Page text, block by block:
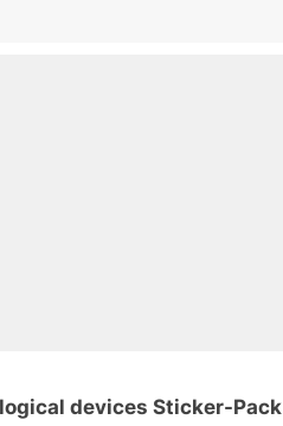
devices Sticker-Pack